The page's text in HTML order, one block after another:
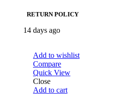
RETURN POLICY
14 days ago
Add to wishlist
Compare
Quick View
Close
Add to cart